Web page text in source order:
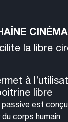
la libre
à
libre
est
corps humain